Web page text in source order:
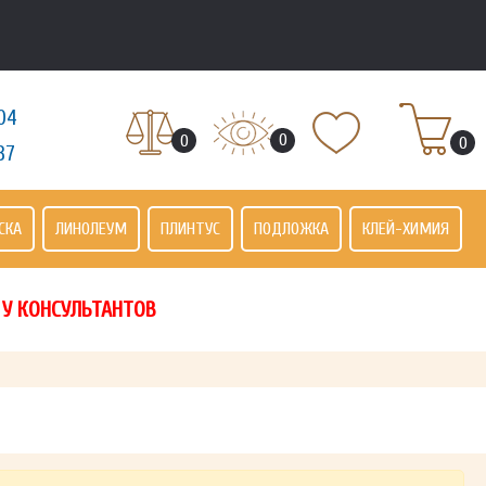
0 0 0
ЛИНОЛЕУМ ПЛИНТУС ПОДЛОЖКА КЛЕЙ-ХИМИЯ
КОНСУЛЬТАНТОВ